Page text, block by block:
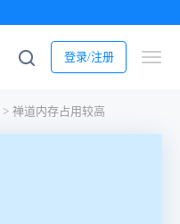
登录/注册
> 禅道内存占用较高